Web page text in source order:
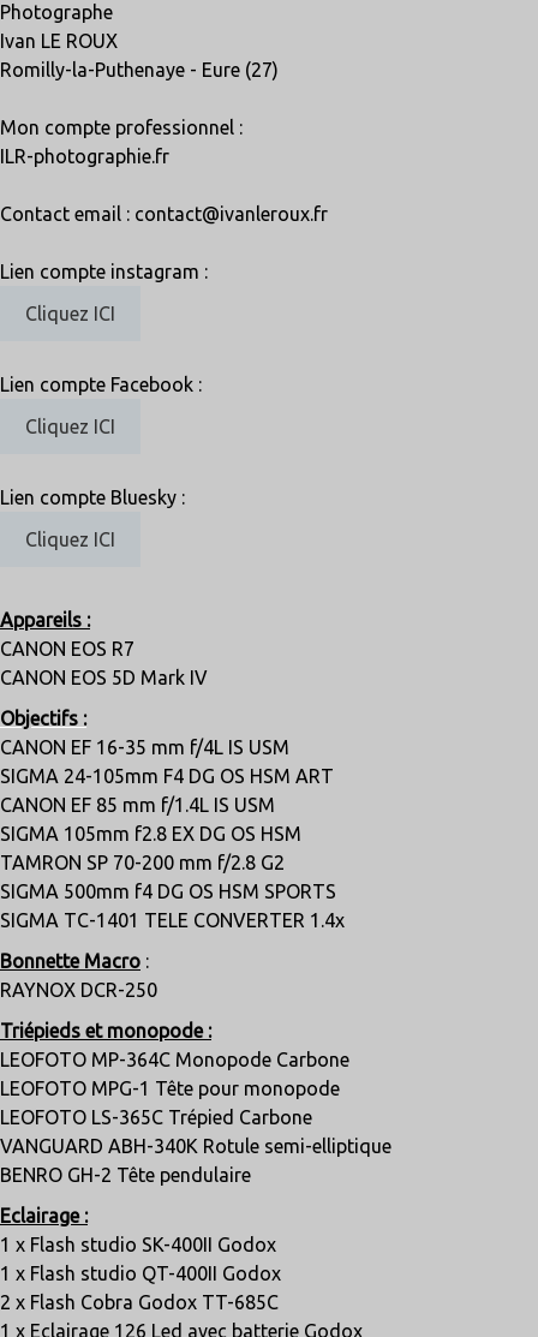
Photographe
Ivan LE ROUX
Romilly-la-Puthenaye - Eure (27)
Mon compte professionnel :
ILR-photographie.fr
Contact email : contact@ivanleroux.fr
Lien compte instagram :
Cliquez ICI
Lien compte Facebook :
Cliquez ICI
Lien compte Bluesky :
Cliquez ICI
Appareils :
CANON EOS R7
CANON EOS 5D Mark IV
Objectifs :
CANON EF 16-35 mm f/4L IS USM
SIGMA 24-105mm F4 DG OS HSM ART
CANON EF 85 mm f/1.4L IS USM
SIGMA 105mm f2.8 EX DG OS HSM
TAMRON SP 70-200 mm f/2.8 G2
SIGMA 500mm f4 DG OS HSM SPORTS
SIGMA TC-1401 TELE CONVERTER 1.4x
Bonnette Macro :
RAYNOX DCR-250
Triépieds et monopode :
LEOFOTO MP-364C Monopode Carbone
LEOFOTO MPG-1 Tête pour monopode
LEOFOTO LS-365C Trépied Carbone
VANGUARD ABH-340K Rotule semi-elliptique
BENRO GH-2 Tête pendulaire
Eclairage :
1 x Flash studio SK-400II Godox
1 x Flash studio QT-400II Godox
2 x Flash Cobra Godox TT-685C
1 x Eclairage 126 Led avec batterie Godox